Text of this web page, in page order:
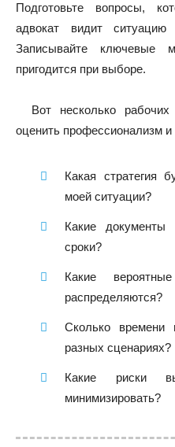
Подготовьте вопросы,
адвокат видит
Записывайте ключевые
пригодится при выборе.
Вот несколько
оценить профессионализм и
Какая стратегия
моей ситуации?
Какие
сроки?
Какие
распределяются?
Сколько времени
разных сценариях?
Какие риски
минимизировать?